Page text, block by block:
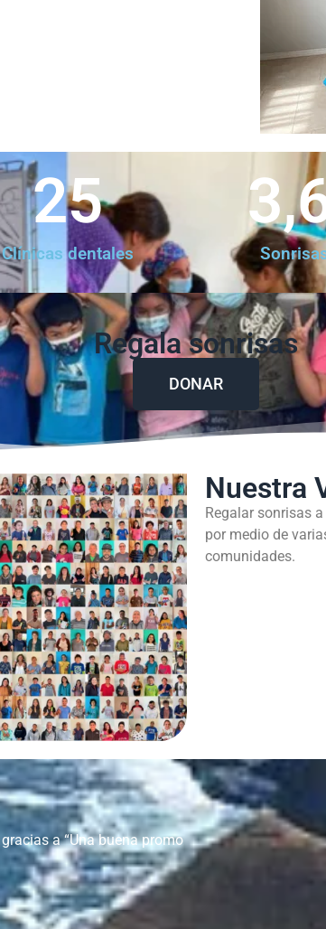
Clínicas dentales
25
Regala sonrisas
DONAR
Nuestra
Regalar sonrisas
por medio de
comunidades.
gracias a “Una buena promo